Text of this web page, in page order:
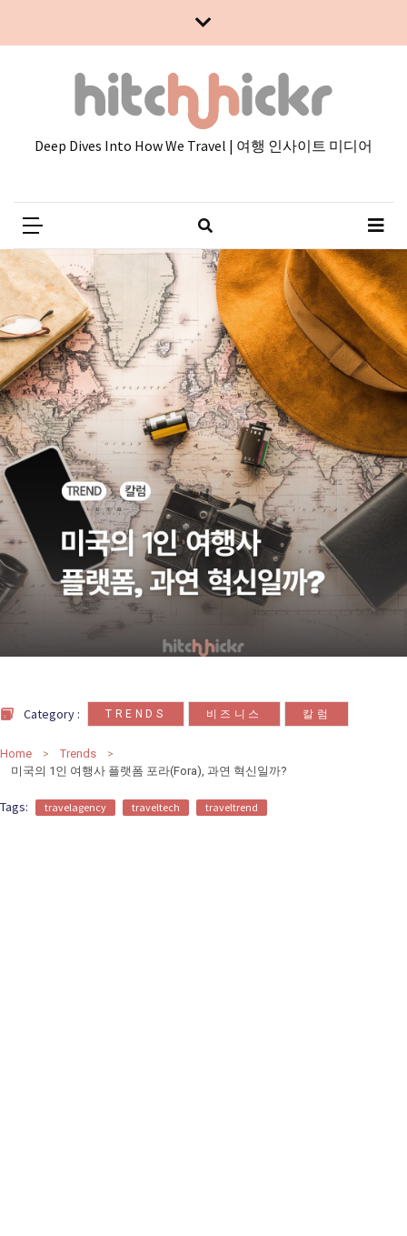
카
테
고
리
칼럼
92
인터뷰
3
Deep Dives Into How We Travel | 여행 인사이트 미디어
Category : TRENDS 비즈니스 칼럼
Home
Trends
미국의 1인 여행사 플랫폼 포라(Fora), 과연 혁신일까?
Tags: travelagency traveltech traveltrend